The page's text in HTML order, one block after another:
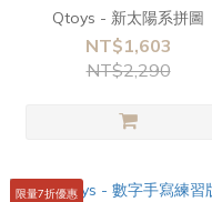
Qtoys - 新太陽系拼圖
NT$1,603
NT$2,290
限量7折優惠